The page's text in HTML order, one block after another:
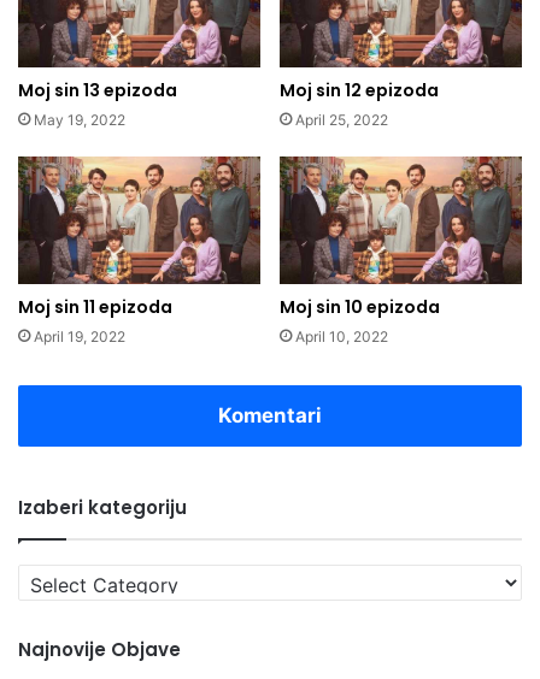
Moj sin 13 epizoda
May 19, 2022
Moj sin 12 epizoda
April 25, 2022
Moj sin 11 epizoda
April 19, 2022
Moj sin 10 epizoda
April 10, 2022
Komentari
Izaberi kategoriju
Izaberi
kategoriju
Najnovije Objave